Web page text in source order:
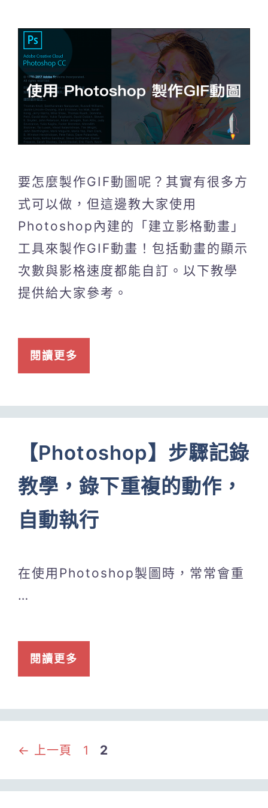
要怎麼製作GIF動圖呢？其實有很多方
式可以做，但這邊教大家使用
Photoshop內建的「建立影格動畫」
工具來製作GIF動畫！包括動畫的顯示
次數與影格速度都能自訂。以下教學
提供給大家參考。
閱讀更多
【Photoshop】步驟記錄
教學，錄下重複的動作，
自動執行
在使用Photoshop製圖時，常常會重
…
閱讀更多
← 上一頁
頁
1
頁
2